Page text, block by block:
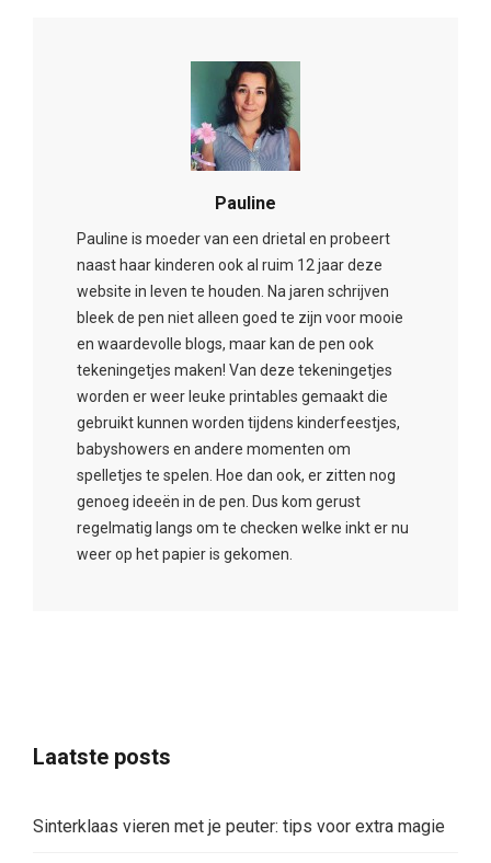
Pauline
Pauline is moeder van een drietal en probeert
naast haar kinderen ook al ruim 12 jaar deze
website in leven te houden. Na jaren schrijven
bleek de pen niet alleen goed te zijn voor mooie
en waardevolle blogs, maar kan de pen ook
tekeningetjes maken! Van deze tekeningetjes
worden er weer leuke printables gemaakt die
gebruikt kunnen worden tijdens kinderfeestjes,
babyshowers en andere momenten om
spelletjes te spelen. Hoe dan ook, er zitten nog
genoeg ideeën in de pen. Dus kom gerust
regelmatig langs om te checken welke inkt er nu
weer op het papier is gekomen.
Laatste posts
Sinterklaas vieren met je peuter: tips voor extra magie